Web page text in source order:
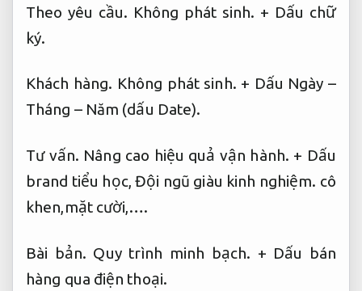
Theo yêu cầu. Không phát sinh. + Dấu chữ
ký.
Khách hàng. Không phát sinh. + Dấu Ngày –
Tháng – Năm (dấu Date).
Tư vấn. Nâng cao hiệu quả vận hành. + Dấu
brand tiểu học,Đội ngũ giàu kinh nghiệm. cô
khen,mặt cười,….
Bài bản. Quy trình minh bạch. + Dấu bán
hàng qua điện thoại.